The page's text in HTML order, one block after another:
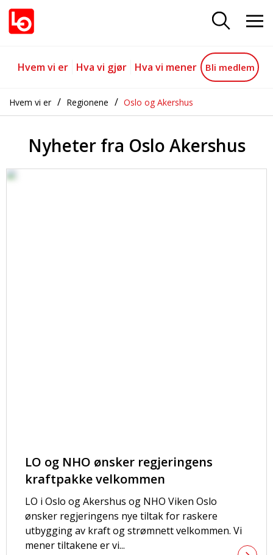
Nyheter fra Oslo Akershus
Gå til hovedinnhold
Gå til navigasjon
Hvem vi er Hva vi gjør Hva vi mener Bli medlem
Hvem vi er Regionene Oslo og Akershus
Nyheter fra Oslo Akershus
LO og NHO ønsker regjeringens
kraftpakke velkommen
LO i Oslo og Akershus og NHO Viken Oslo
ønsker regjeringens nye tiltak for raskere
utbygging av kraft og strømnett velkommen. Vi
mener tiltakene er vi...